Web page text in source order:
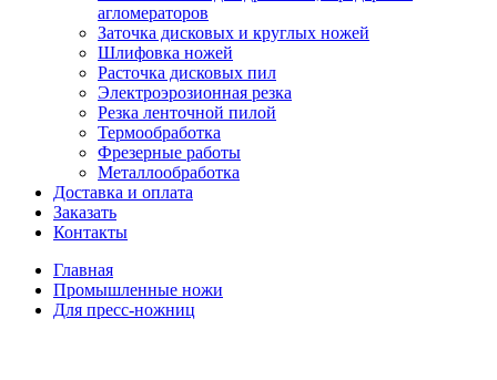
агломераторов
Заточка дисковых и круглых ножей
Шлифовка ножей
Расточка дисковых пил
Электроэрозионная резка
Резка ленточной пилой
Термообработка
Фрезерные работы
Металлообработка
Доставка и оплата
Заказать
Контакты
Главная
Промышленные ножи
Для пресс-ножниц